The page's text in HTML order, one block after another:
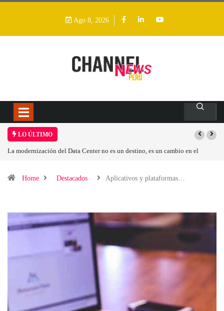
Ago 8, 2026
LO ÚLTIMO
un cambio en el Los ingresos por semiconductores aumentarán más de
Home Destacados Aplicativos y plataformas…